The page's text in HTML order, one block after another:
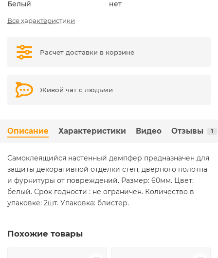
Белый нет
Все характеристики
Расчет доставки в корзине
Живой чат с людьми
Описание Характеристики Видео Отзывы 1
Самоклеящийся настенный демпфер предназначен для
защиты декоративной отделки стен, дверного полотна
и фурнитуры от повреждений. Размер: 60мм. Цвет:
белый. Срок годности : не ограничен. Количество в
упаковке: 2шт. Упаковка: блистер.
Похожие товары